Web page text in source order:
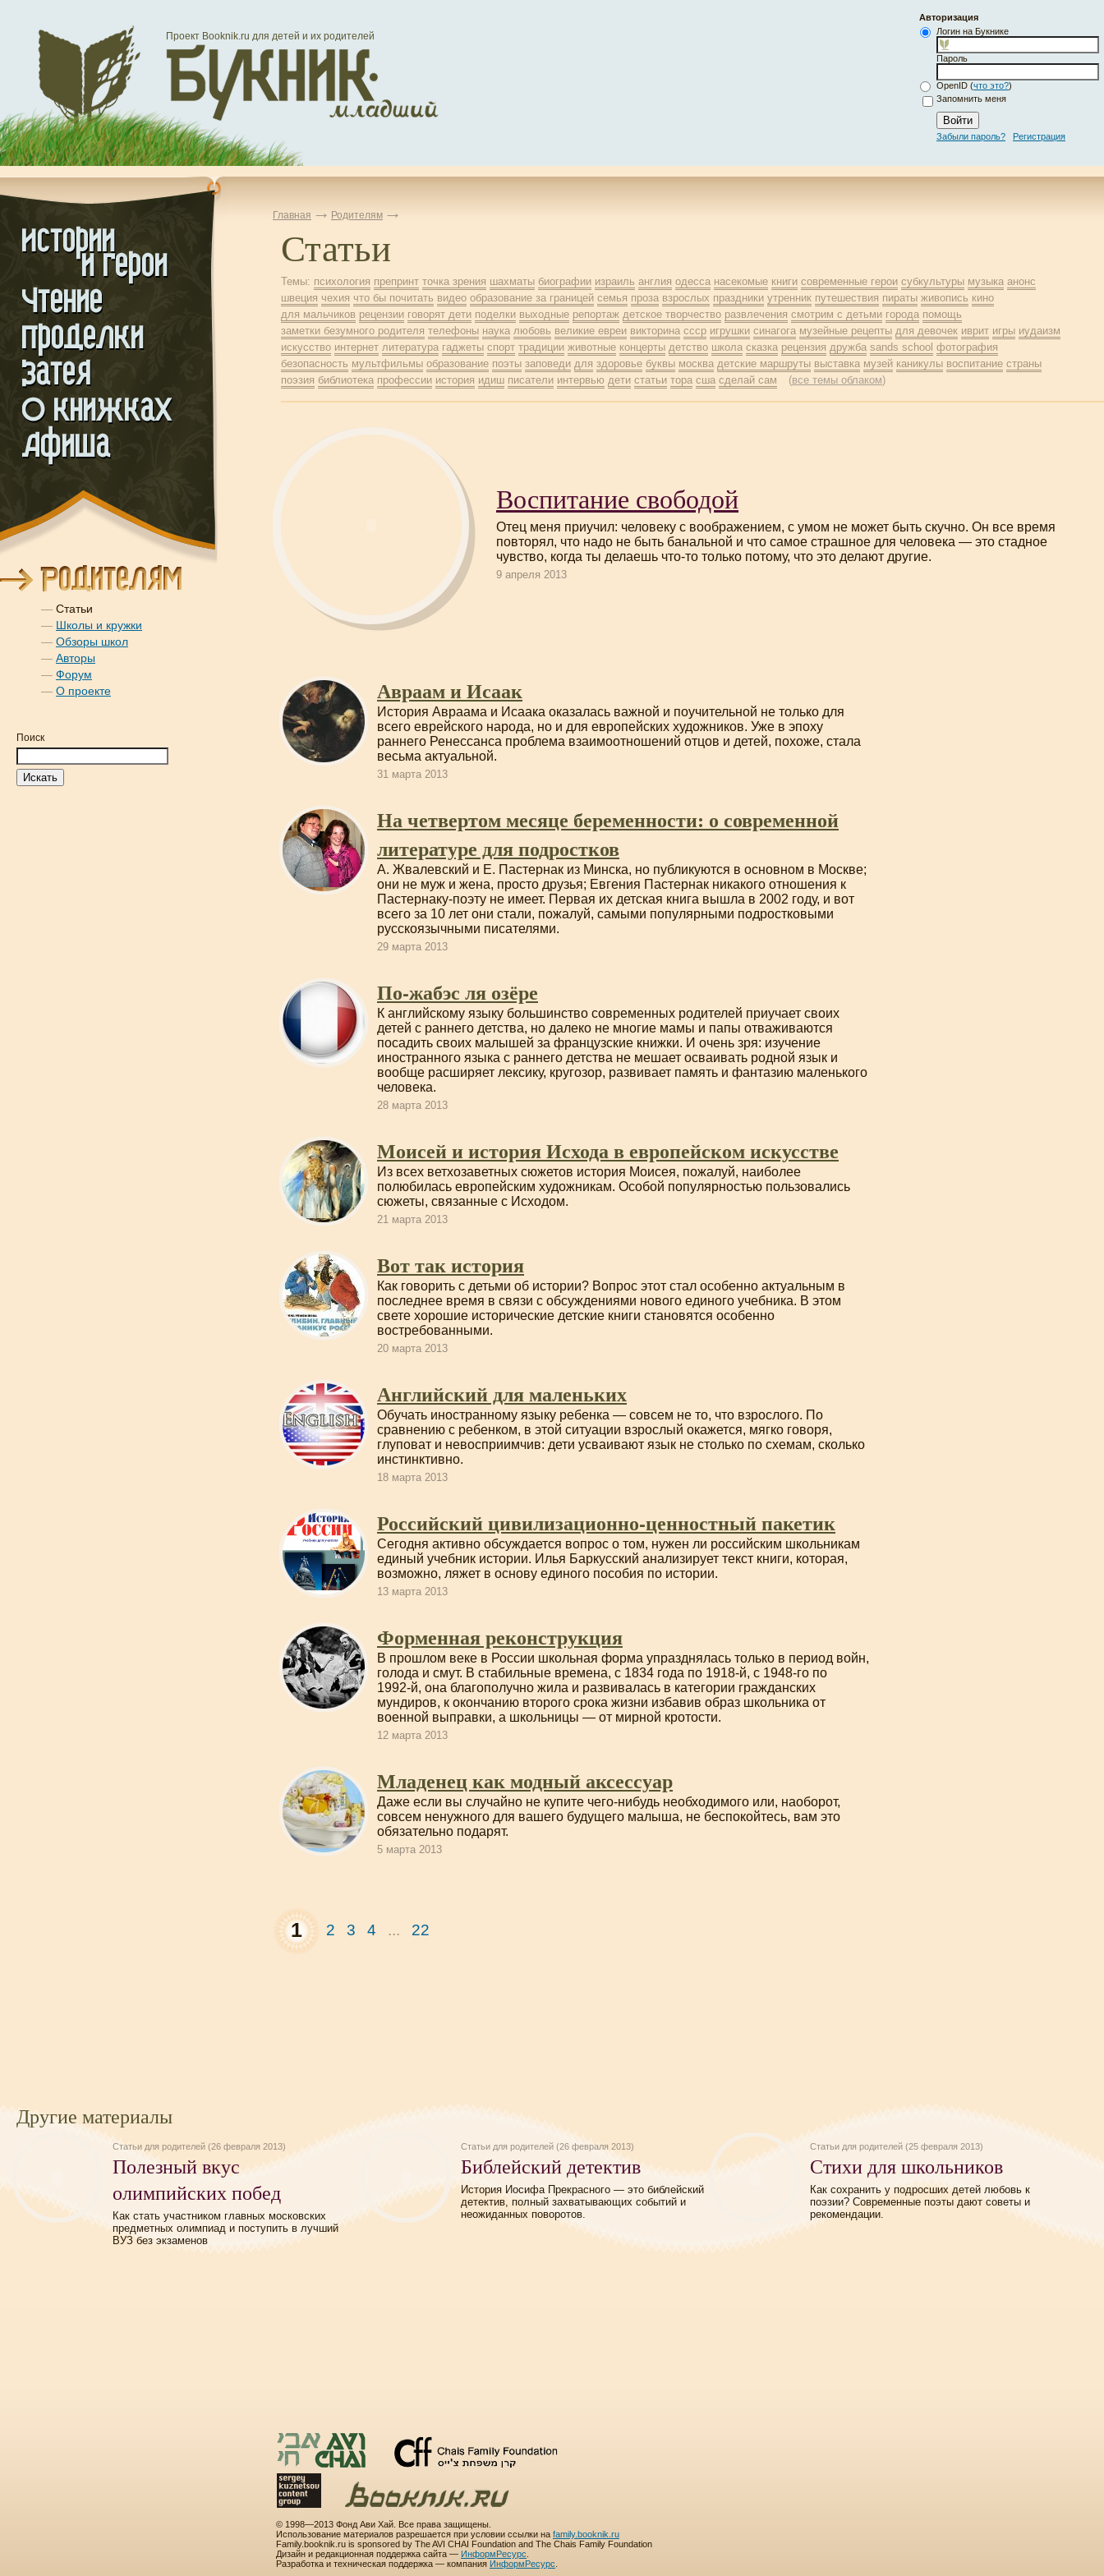
Проект Booknik.ru для детей и их родителей
Авторизация
Логин на Букнике
Пароль
OpenID (что это?)
Запомнить меня
Забыли пароль? Регистрация
— Статьи
— Школы и кружки
— Обзоры школ
— Авторы
— Форум
— О проекте
Поиск
Главная Родителям
Статьи
Темы: психология препринт точка зрения шахматы биографии израиль англия одесса насекомые книги современные герои субкультуры музыка анонс
швеция чехия что бы почитать видео образование за границей семья проза взрослых праздники утренник путешествия пираты живопись кино
для мальчиков рецензии говорят дети поделки выходные репортаж детское творчество развлечения смотрим с детьми города помощь
заметки безумного родителя телефоны наука любовь великие евреи викторина ссср игрушки синагога музейные рецепты для девочек иврит игры иудаизм
искусство интернет литература гаджеты спорт традиции животные концерты детство школа сказка рецензия дружба sands school фотография
безопасность мультфильмы образование поэты заповеди для здоровье буквы москва детские маршруты выставка музей каникулы воспитание страны
поэзия библиотека профессии история идиш писатели интервью дети статьи тора сша сделай сам (все темы облаком)
Воспитание свободой
Отец меня приучил: человеку с воображением, с умом не может быть скучно. Он все время
повторял, что надо не быть банальной и что самое страшное для человека — это стадное
чувство, когда ты делаешь что-то только потому, что это делают другие.
9 апреля 2013
Авраам и Исаак
История Авраама и Исаака оказалась важной и поучительной не только для
всего еврейского народа, но и для европейских художников. Уже в эпоху
раннего Ренессанса проблема взаимоотношений отцов и детей, похоже, стала
весьма актуальной.
31 марта 2013
На четвертом месяце беременности: о современной
литературе для подростков
А. Жвалевский и Е. Пастернак из Минска, но публикуются в основном в Москве;
они не муж и жена, просто друзья; Евгения Пастернак никакого отношения к
Пастернаку-поэту не имеет. Первая их детская книга вышла в 2002 году, и вот
всего за 10 лет они стали, пожалуй, самыми популярными подростковыми
русскоязычными писателями.
29 марта 2013
По-жабэс ля озёре
К английскому языку большинство современных родителей приучает своих
детей с раннего детства, но далеко не многие мамы и папы отваживаются
посадить своих малышей за французские книжки. И очень зря: изучение
иностранного языка с раннего детства не мешает осваивать родной язык и
вообще расширяет лексику, кругозор, развивает память и фантазию маленького
человека.
28 марта 2013
Моисей и история Исхода в европейском искусстве
Из всех ветхозаветных сюжетов история Моисея, пожалуй, наиболее
полюбилась европейским художникам. Особой популярностью пользовались
сюжеты, связанные с Исходом.
21 марта 2013
Вот так история
Как говорить с детьми об истории? Вопрос этот стал особенно актуальным в
последнее время в связи с обсуждениями нового единого учебника. В этом
свете хорошие исторические детские книги становятся особенно
востребованными.
20 марта 2013
Английский для маленьких
Обучать иностранному языку ребенка — совсем не то, что взрослого. По
сравнению с ребенком, в этой ситуации взрослый окажется, мягко говоря,
глуповат и невосприимчив: дети усваивают язык не столько по схемам, сколько
инстинктивно.
18 марта 2013
Российский цивилизационно-ценностный пакетик
Сегодня активно обсуждается вопрос о том, нужен ли российским школьникам
единый учебник истории. Илья Баркусский анализирует текст книги, которая,
возможно, ляжет в основу единого пособия по истории.
13 марта 2013
Форменная реконструкция
В прошлом веке в России школьная форма упразднялась только в период войн,
голода и смут. В стабильные времена, с 1834 года по 1918-й, с 1948-го по
1992-й, она благополучно жила и развивалась в категории гражданских
мундиров, к окончанию второго срока жизни избавив образ школьника от
военной выправки, а школьницы — от мирной кротости.
12 марта 2013
Младенец как модный аксессуар
Даже если вы случайно не купите чего-нибудь необходимого или, наоборот,
совсем ненужного для вашего будущего малыша, не беспокойтесь, вам это
обязательно подарят.
5 марта 2013
1 2 3 4 ... 22
Другие материалы
Статьи для родителей (26 февраля 2013)
Полезный вкус
олимпийских побед
Как стать участником главных московских
предметных олимпиад и поступить в лучший
ВУЗ без экзаменов
Статьи для родителей (26 февраля 2013)
Библейский детектив
История Иосифа Прекрасного — это библейский
детектив, полный захватывающих событий и
неожиданных поворотов.
Статьи для родителей (25 февраля 2013)
Стихи для школьников
Как сохранить у подросших детей любовь к
поэзии? Современные поэты дают советы и
рекомендации.
© 1998—2013 Фонд Ави Хай. Все права защищены.
Использование материалов разрешается при условии ссылки на family.booknik.ru
Family.booknik.ru is sponsored by The AVI CHAI Foundation and The Chais Family Foundation
Дизайн и редакционная поддержка сайта — ИнформРесурс
Разработка и техническая поддержка — компания ИнформРесурс